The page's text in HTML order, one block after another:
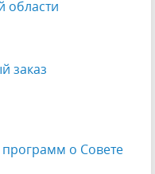
области
заказ
о Cовете